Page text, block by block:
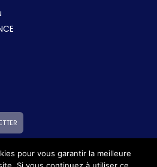
pour vous garantir la meilleure